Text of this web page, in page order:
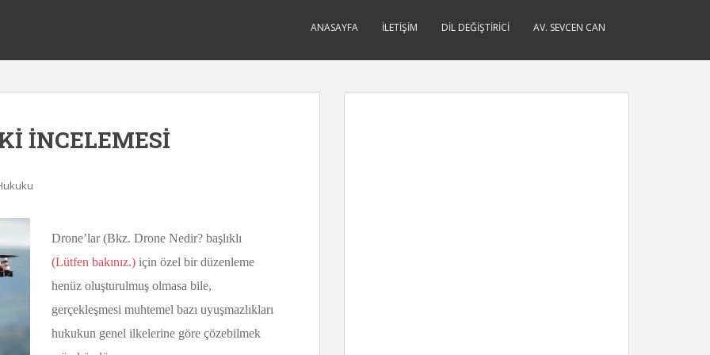
ANASAYFA İLETIŞIM DIL DEĞIŞTIRICI AV. SEVCEN CAN
İNCELEMESİ
Drone’lar (Bkz. Drone Nedir? başlıklı
(Lütfen bakınız.) için özel bir düzenleme
henüz oluşturulmuş olmasa bile,
gerçekleşmesi muhtemel bazı uyuşmazlıkları
hukukun genel ilkelerine göre çözebilmek